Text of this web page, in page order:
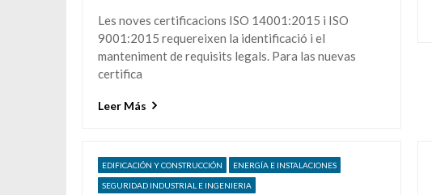
Les noves certificacions ISO 14001:2015 i ISO
9001:2015 requereixen la identificació i el
manteniment de requisits legals. Para las nuevas
certifica
Leer Más
EDIFICACIÓN Y CONSTRUCCIÓN ENERGÍA E INSTALACIONES
SEGURIDAD INDUSTRIAL E INGENIERIA